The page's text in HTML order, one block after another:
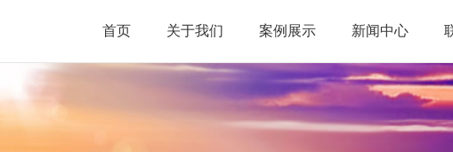
首页 关于我们 案例展示 新闻中心